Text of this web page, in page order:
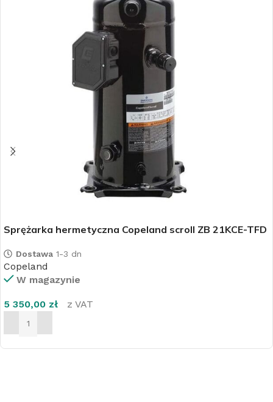
Sprężarka hermetyczna Copeland scroll ZB 21KCE-TFD
Dostawa 1-3 dn
Copeland
W magazynie
5 350,00 zł z VAT
DODAJ DO KOSZYKA